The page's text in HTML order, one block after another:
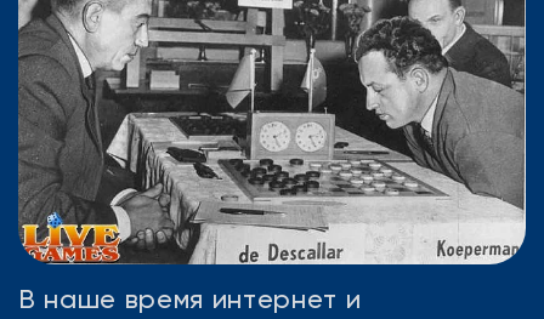
В наше время интернет и